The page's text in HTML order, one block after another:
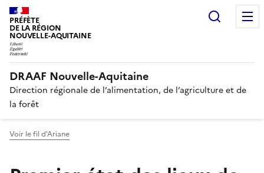
PRÉFÈTE
DE LA RÉGION
NOUVELLE-AQUITAINE
DRAAF Nouvelle-Aquitaine
Direction régionale de l’alimentation, de l’agriculture et de
la forêt
Voir le fil d'Ariane